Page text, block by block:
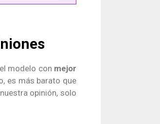
modelo con mejor
es más barato que
opinión, solo